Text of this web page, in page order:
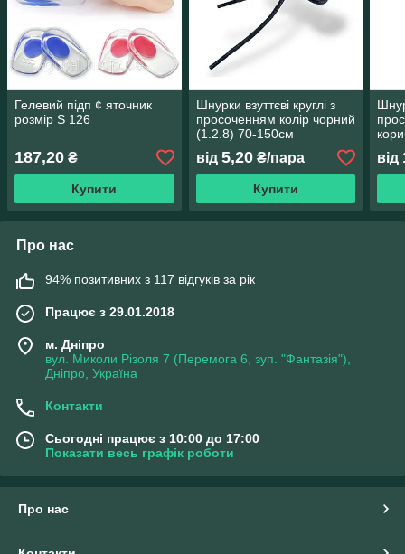
Гелевий підп ¢ яточник
розмір S 126
187,20 ₴
Купити
Шнурки взуттєві круглі з
просоченням колір чорний
(1.2.8) 70-150см
від 5,20₴/пара
Купити
від
Про нас
94% позитивних з 117 відгуків за рік
Працює з 29.01.2018
м. Дніпро
вул. Миколи Різоля 7 (Перемога 6, зуп. "Фантазія"),
Дніпро, Україна
Контакти
Сьогодні працює з 10:00 до 17:00
Показати весь графік роботи
Про нас